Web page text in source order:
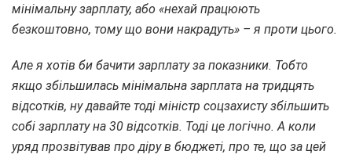
мінімальну зарплату, або «нехай працюють
безкоштовно, тому що вони накрадуть» – я проти цього.
Але я хотів би бачити зарплату за показники. Тобто
якщо збільшилась мінімальна зарплата на тридцять
відсотків, ну давайте тоді міністр соцзахисту збільшить
собі зарплату на 30 відсотків. Тоді це логічно. А коли
уряд прозвітував про діру в бюджеті, про те, що за цей